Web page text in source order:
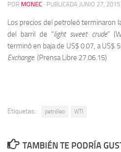
POR MONEC · PUBLICADA JUNIO 27, 2015
Los precios del petroleó terminaron
del barril de “light sweet crude”
terminó en baja de US$ 0.07, a US$
Exchange. (Prensa Libre 27.06.15)
Etiquetas: petróleo WTI
TAMBIÉN TE PODRÍA